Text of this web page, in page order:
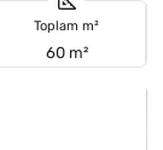
Toplam m²
60 m²